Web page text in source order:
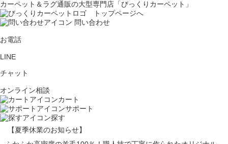
カーペット＆ラグ通販の大型専門店「びっくりカーペット」
問い合わせ
お電話
LINE
チャット
オンライン相談
カート
サポート
探す
【夏季休業のお知らせ】